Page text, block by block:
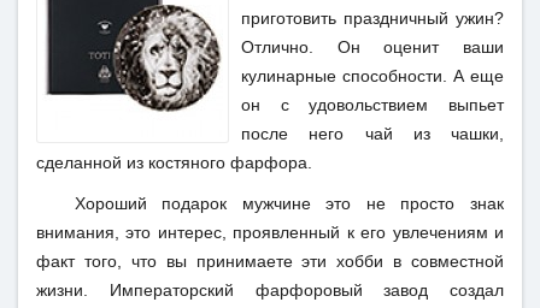
приготовить праздничный ужин?
Отлично. Он оценит ваши
кулинарные способности. А еще
он с удовольствием выпьет
после него чай из чашки,
сделанной из костяного фарфора.
Хороший подарок мужчине это не просто знак
внимания, это интерес, проявленный к его увлечениям и
факт того, что вы принимаете эти хобби в совместной
жизни. Императорский
фарфоровый завод создал